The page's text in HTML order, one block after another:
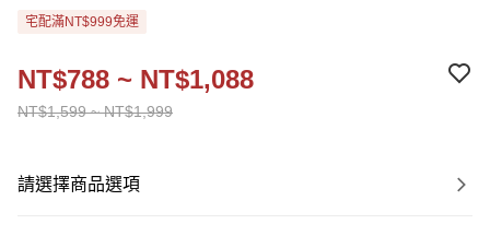
宅配滿NT$999免運
NT$1,599 ~ NT$1,999
NT$788 ~ NT$1,088
請選擇商品選項